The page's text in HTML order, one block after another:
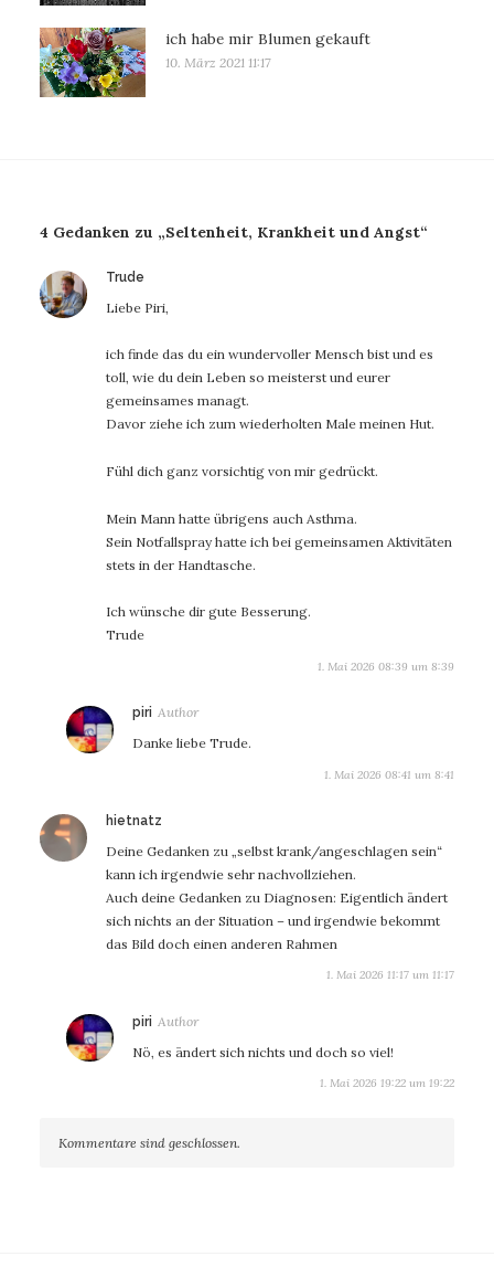
ich habe mir Blumen gekauft
10. März 2021 11:17
4 Gedanken zu „Seltenheit, Krankheit und Angst“
Trude
Liebe Piri,
ich finde das du ein wundervoller Mensch bist und es
toll, wie du dein Leben so meisterst und eurer
gemeinsames managt.
Davor ziehe ich zum wiederholten Male meinen Hut.
Fühl dich ganz vorsichtig von mir gedrückt.
Mein Mann hatte übrigens auch Asthma.
Sein Notfallspray hatte ich bei gemeinsamen Aktivitäten
stets in der Handtasche.
Ich wünsche dir gute Besserung.
Trude
1. Mai 2026 08:39 um 8:39
piri sagt:
Danke liebe Trude.
1. Mai 2026 08:41 um 8:41
hietnatz
Deine Gedanken zu „selbst krank/angeschlagen sein“
kann ich irgendwie sehr nachvollziehen.
Auch deine Gedanken zu Diagnosen: Eigentlich ändert
sich nichts an der Situation – und irgendwie bekommt
das Bild doch einen anderen Rahmen
1. Mai 2026 11:17 um 11:17
piri sagt:
Nö, es ändert sich nichts und doch so viel!
1. Mai 2026 19:22 um 19:22
Kommentare sind geschlossen.